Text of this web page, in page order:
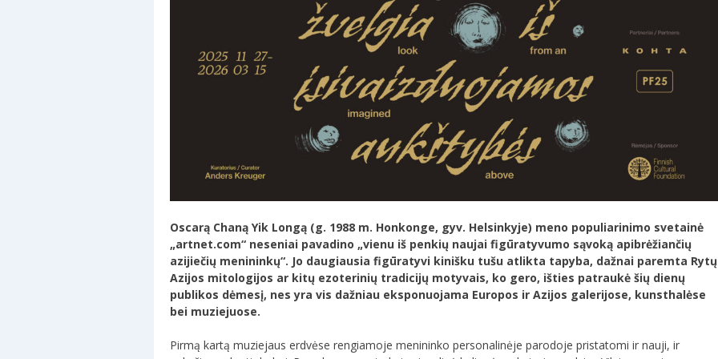
Oscarą Chaną Yik Longą (g. 1988 m. Honkonge, gyv. Helsinkyje) meno populiarinimo svetainė
„artnet.com“ neseniai pavadino „vienu iš penkių naujai figūratyvumo sąvoką apibrėžiančių
azijiečių menininkų“. Jo daugiausia figūratyvi kinišku tušu atlikta tapyba, dažnai paremta Rytų
Azijos mitologijos ar kitų ezoterinių tradicijų motyvais, ko gero, išties patraukė šių dienų
publikos dėmesį, nes yra vis dažniau eksponuojama Europos ir Azijos galerijose, kunsthalėse
bei muziejuose.
Pirmą kartą muziejaus erdvėse rengiamoje menininko personalinėje parodoje pristatomi ir nauji, ir